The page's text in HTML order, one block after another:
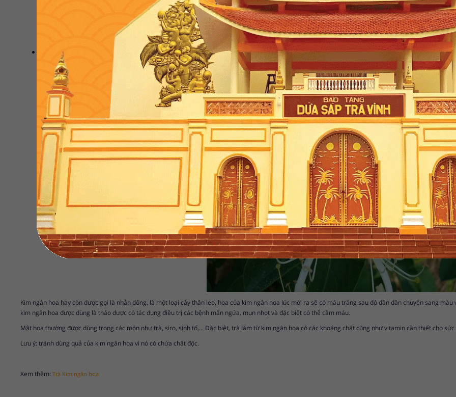
Kim ngân hoa
Kim ngân hoa hay còn được gọi là nhẫn đông, là một loại cây thân leo, hoa của kim ngân hoa lúc mới ra sẽ có màu trắng sau đó dần dần chuyển sang
kim ngân hoa được dùng là thảo dược có tác dụng điều trị các bệnh mẩn ngứa, mụn nhọt và đặc biệt có thể cầm máu.
Mật hoa thường được dùng trong các món như trà, siro, sinh tố,... Đặc biệt, trà làm từ kim ngân hoa có các khoáng chất cũng như vitamin cần thiết cho
Lưu ý: tránh dùng quả của kim ngân hoa vì nó có chứa chất độc.
Xem thêm: Trà Kim ngân hoa